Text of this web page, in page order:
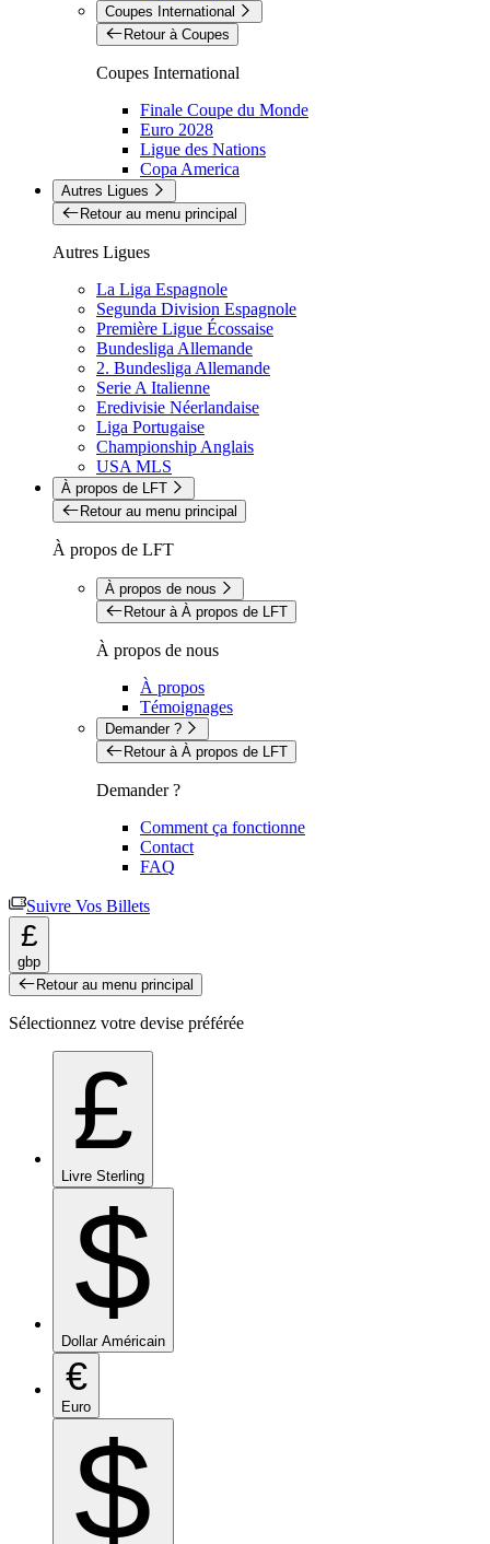
Coupes International
Retour à Coupes
Coupes International
Finale Coupe du Monde
Euro 2028
Ligue des Nations
Copa America
Autres Ligues
Retour au menu principal
Autres Ligues
La Liga Espagnole
Segunda Division Espagnole
Première Ligue Écossaise
Bundesliga Allemande
2. Bundesliga Allemande
Serie A Italienne
Eredivisie Néerlandaise
Liga Portugaise
Championship Anglais
USA MLS
À propos de LFT
Retour au menu principal
À propos de LFT
À propos de nous
Retour à À propos de LFT
À propos de nous
À propos
Témoignages
Demander ?
Retour à À propos de LFT
Demander ?
Comment ça fonctionne
Contact
FAQ
Suivre Vos Billets
£
gbp
Retour au menu principal
Sélectionnez votre devise préférée
£
Livre Sterling
$
Dollar Américain
€
Euro
$